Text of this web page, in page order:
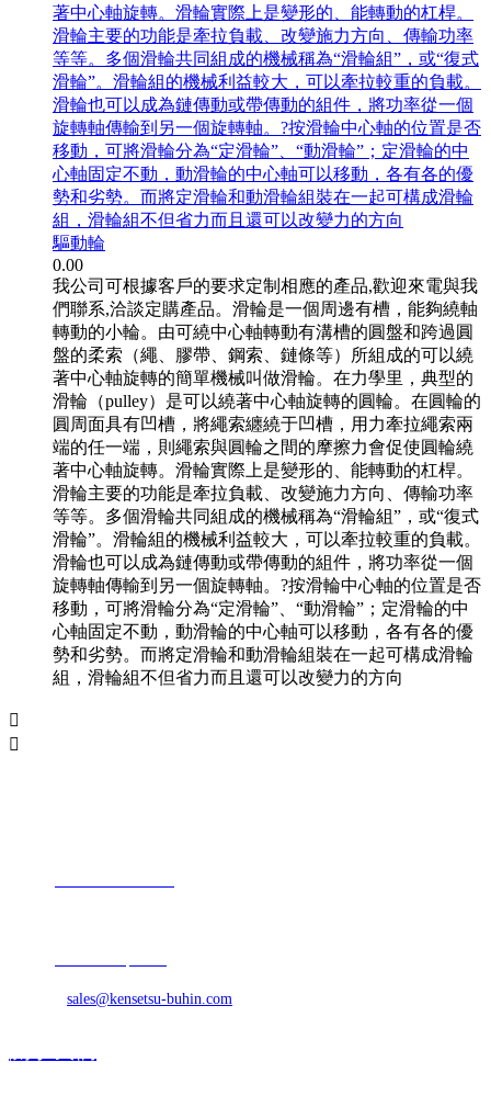
著中心軸旋轉。滑輪實際上是變形的、能轉動的杠桿。
滑輪主要的功能是牽拉負載、改變施力方向、傳輸功率
等等。多個滑輪共同組成的機械稱為“滑輪組”，或“復式
滑輪”。滑輪組的機械利益較大，可以牽拉較重的負載。
滑輪也可以成為鏈傳動或帶傳動的組件，將功率從一個
旋轉軸傳輸到另一個旋轉軸。?按滑輪中心軸的位置是否
移動，可將滑輪分為“定滑輪”、“動滑輪”；定滑輪的中
心軸固定不動，動滑輪的中心軸可以移動，各有各的優
勢和劣勢。而將定滑輪和動滑輪組裝在一起可構成滑輪
組，滑輪組不但省力而且還可以改變力的方向
驅動輪
0.00
我公司可根據客戶的要求定制相應的產品,歡迎來電與我
們聯系,洽談定購產品。滑輪是一個周邊有槽，能夠繞軸
轉動的小輪。由可繞中心軸轉動有溝槽的圓盤和跨過圓
盤的柔索（繩、膠帶、鋼索、鏈條等）所組成的可以繞
著中心軸旋轉的簡單機械叫做滑輪。在力學里，典型的
滑輪（pulley）是可以繞著中心軸旋轉的圓輪。在圓輪的
圓周面具有凹槽，將繩索纏繞于凹槽，用力牽拉繩索兩
端的任一端，則繩索與圓輪之間的摩擦力會促使圓輪繞
著中心軸旋轉。滑輪實際上是變形的、能轉動的杠桿。
滑輪主要的功能是牽拉負載、改變施力方向、傳輸功率
等等。多個滑輪共同組成的機械稱為“滑輪組”，或“復式
滑輪”。滑輪組的機械利益較大，可以牽拉較重的負載。
滑輪也可以成為鏈傳動或帶傳動的組件，將功率從一個
旋轉軸傳輸到另一個旋轉軸。?按滑輪中心軸的位置是否
移動，可將滑輪分為“定滑輪”、“動滑輪”；定滑輪的中
心軸固定不動，動滑輪的中心軸可以移動，各有各的優
勢和劣勢。而將定滑輪和動滑輪組裝在一起可構成滑輪
組，滑輪組不但省力而且還可以改變力的方向


sales@kensetsu-buhin.com